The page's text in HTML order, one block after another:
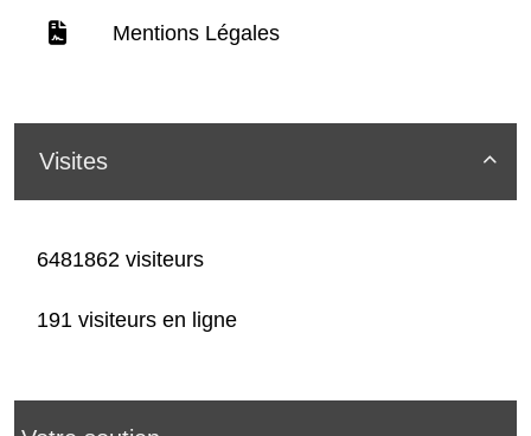
Mentions Légales

Visites
6481862 visiteurs
191 visiteurs en ligne